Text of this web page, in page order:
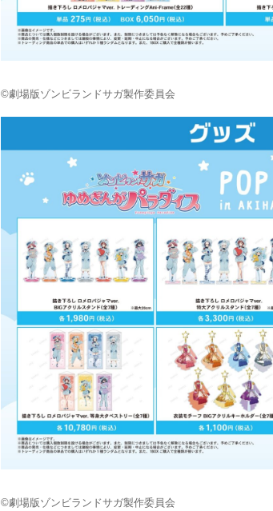
©劇場版ゾンビランドサガ製作委員会
©劇場版ゾンビランドサガ製作委員会